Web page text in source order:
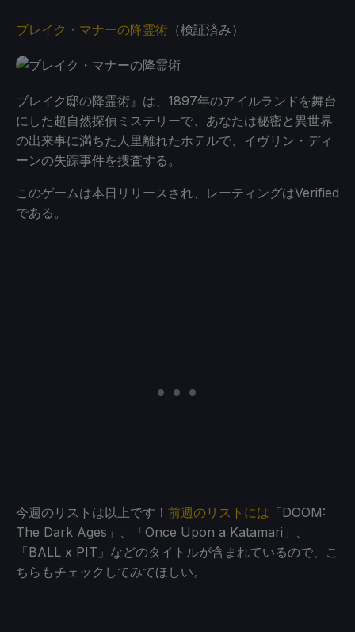
ブレイク・マナーの降霊術 （検証済み）
ブレイク邸の降霊術』は、1897年のアイルランドを舞台
にした超自然探偵ミステリーで、あなたは秘密と異世界
の出来事に満ちた人里離れたホテルで、イヴリン・ディ
ーンの失踪事件を捜査する。
このゲームは本日リリースされ、レーティングはVerified
である。
今週のリストは以上です！ 前週のリストには 「DOOM:
The Dark Ages」、「Once Upon a Katamari」、
「BALL x PIT」などのタイトルが含まれているので、こ
ちらもチェックしてみてほしい。